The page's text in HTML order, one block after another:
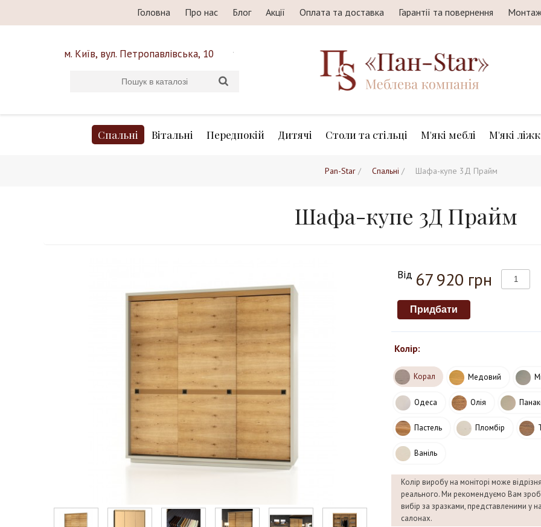
Головна Про нас Блог Акції Оплата та доставка Гарантії та повернення
м. Київ, вул. Петропавлівська, 10
Спальні Вітальні Передпокій Дитячі Столи та стільці М'які меблі М'які
Pan-Star / Спальні / Шафа-купе 3Д Прайм
Шафа-купе 3Д Прайм
Від 67 920 грн
Колір:
Корал Медовий
Одеса Олія
Пастель Пломбір
Ваніль
Колір виробу на моніторі може
реального. Ми рекомендуємо Вам
вибір за зразками, представленими у
салонах.